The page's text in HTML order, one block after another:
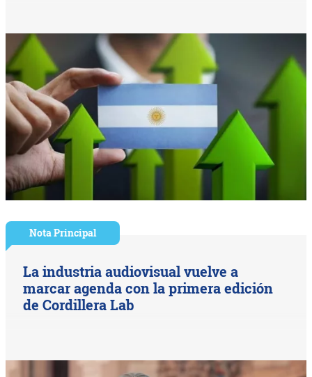
Nota Principal
La industria audiovisual vuelve a
marcar agenda con la primera edición
de Cordillera Lab